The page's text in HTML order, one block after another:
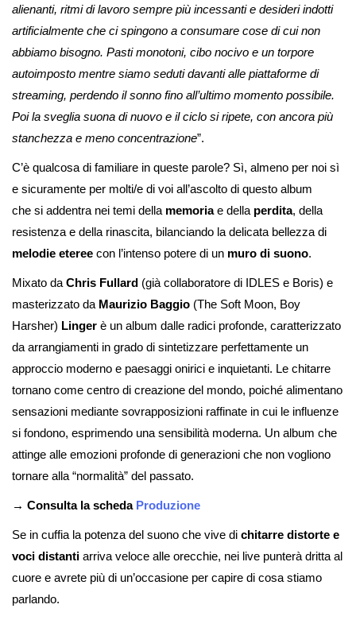
alienanti, ritmi di lavoro sempre più incessanti e desideri indotti
artificialmente che ci spingono a consumare cose di cui non
abbiamo bisogno. Pasti monotoni, cibo nocivo e un torpore
autoimposto mentre siamo seduti davanti alle piattaforme di
streaming, perdendo il sonno fino all’ultimo momento possibile.
Poi la sveglia suona di nuovo e il ciclo si ripete, con ancora più
stanchezza e meno concentrazione”.
C’è qualcosa di familiare in queste parole? Sì, almeno per noi sì
e sicuramente per molti/e di voi all’ascolto di questo album
che si addentra nei temi della memoriae della perdita, della
resistenza e della rinascita, bilanciando la delicata bellezza di
melodie eteree con l’intenso potere di un muro di suono.
Mixato da Chris Fullard (già collaboratore di IDLES e Boris) e
masterizzato da Maurizio Baggio (The Soft Moon, Boy
Harsher) Linger è un album dalle radici profonde, caratterizzato
da arrangiamenti in grado di sintetizzare perfettamente un
approccio moderno e paesaggi onirici e inquietanti. Le chitarre
tornano come centro di creazione del mondo, poiché alimentano
sensazioni mediante sovrapposizioni raffinate in cui le influenze
si fondono, esprimendo una sensibilità moderna. Un album che
attinge alle emozioni profonde di generazioni che non vogliono
tornare alla “normalità” del passato.
→ Consulta la scheda Produzione
Se in cuffia la potenza del suono che vive di chitarre distorte e
voci distanti arriva veloce alle orecchie, nei live punterà dritta al
cuore e avrete più di un’occasione per capire di cosa stiamo
parlando.